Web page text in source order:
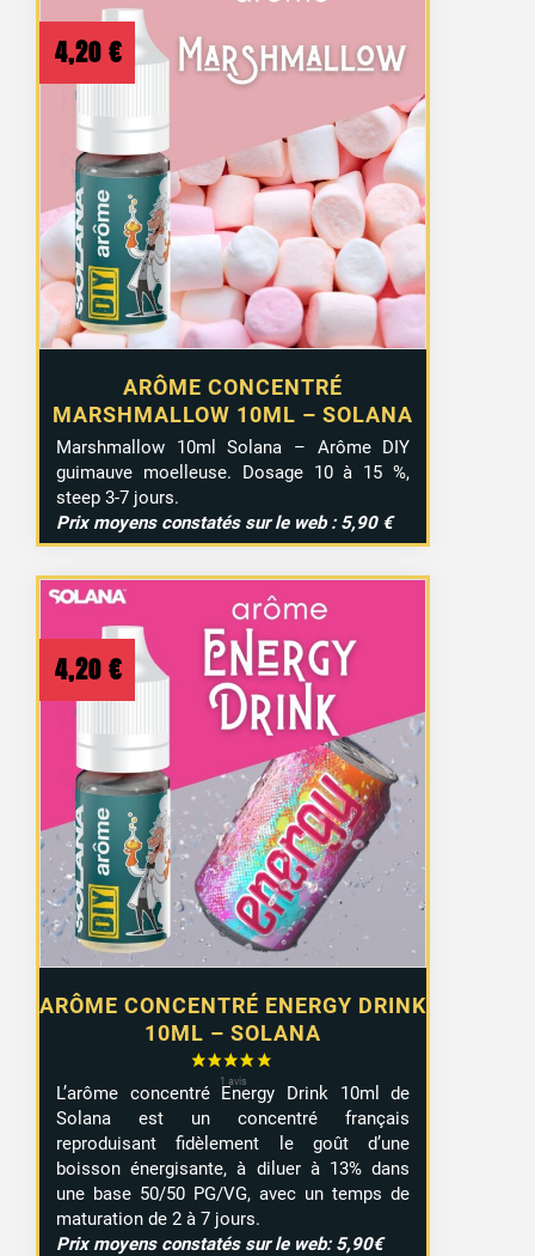
ARÔME CONCENTRÉ
MARSHMALLOW 10ML – SOLANA
4,20 €
Marshmallow 10ml Solana – Arôme DIY
guimauve moelleuse. Dosage 10 à 15 %,
steep 3-7 jours.
Prix moyens constatés sur le web : 5,90 €
ARÔME CONCENTRÉ ENERGY DRINK
10ML – SOLANA
4,20 €
L’arôme concentré Energy Drink 10ml de
Solana est un concentré français
reproduisant fidèlement le goût d’une
boisson énergisante, à diluer à 13% dans
une base 50/50 PG/VG, avec un temps de
maturation de 2 à 7 jours.
Prix moyens constatés sur le web: 5,90€